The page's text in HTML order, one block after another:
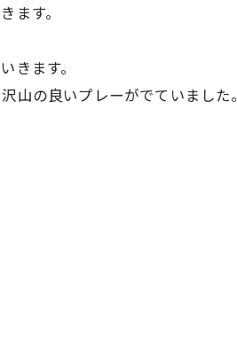
ます。
きます。
山の良いプレーがでていました。